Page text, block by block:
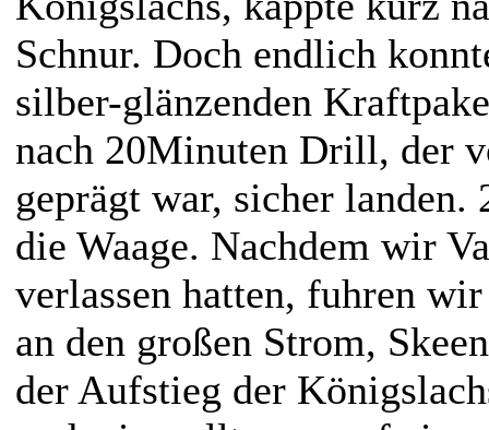
Schnur. Doch endlich
silber-glänzenden
nach 20Minuten Drill, der
geprägt war, sicher landen.
die Waage. Nachdem wir
verlassen hatten, fuhren
an den großen Strom,
der Aufstieg der